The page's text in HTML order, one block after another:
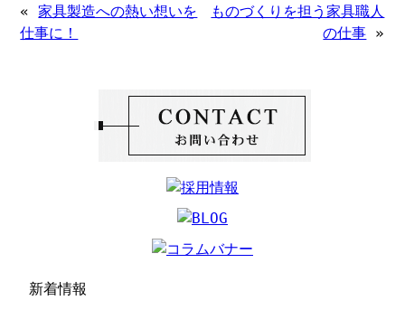
«家具製造への熱い想いを
仕事に！
ものづくりを担う家具職人
の仕事 »
新着情報